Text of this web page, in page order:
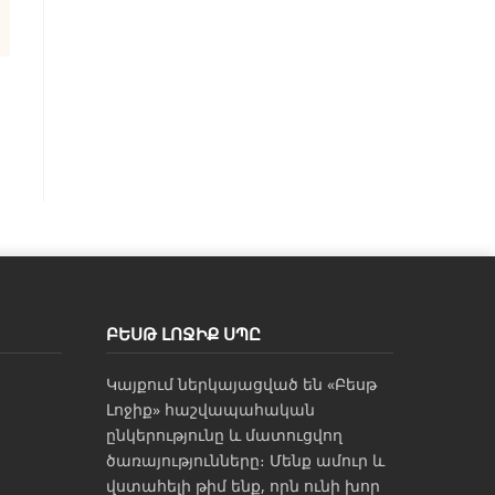
ԲԵՍԹ ԼՈՋԻՔ ՍՊԸ
Կայքում ներկայացված են «Բեսթ
Լոջիք» հաշվապահական
ընկերությունը և մատուցվող
ծառայությունները։ Մենք ամուր և
վստահելի թիմ ենք, որն ունի խոր